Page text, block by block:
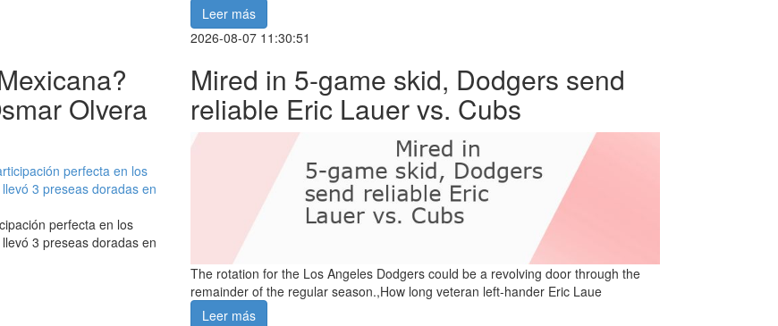
Leer más
2026-08-07 11:30:51
Olvera
perfecta en los
3 preseas doradas en
Mired in 5-game skid, Dodgers send
reliable Eric Lauer vs. Cubs
The rotation for the Los Angeles Dodgers could be a revolving door through the
remainder of the regular season.,How long veteran left-hander Eric Laue
Leer más